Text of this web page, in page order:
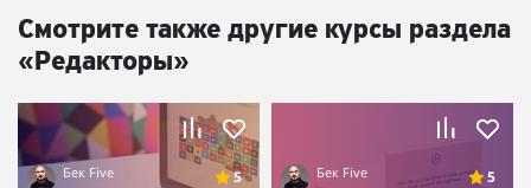
Смотрите также другие курсы раздела
«Редакторы»
Бек Five
5
Бек Five
5